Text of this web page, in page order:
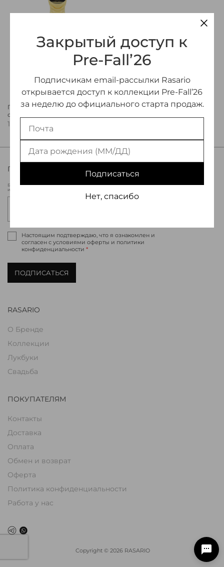
Платье макси из бархата и
сатина с драпировкой
185 000 ₽
RASARIO
О Бренде
Коллекции
Лукбуки
Свадьба
ПОКУПАТЕЛЯМ
Контакты
Доставка
Оплата
Обмен и возврат
Оферта
Политика конфиденциальности
Работа у нас
Copyright © 2026 RASARIO
ПРИСОЕДИНЯЙТЕСЬ К МИРУ RASARIO
Будьте в курсе новых коллекций Rasario, эксклюзивных мероприятий
и специальных предложений.
Настоящим подтверждаю, что я ознакомлен и
согласен с условиями оферты и политики
конфиденциальности *
ПОДПИСАТЬСЯ
Закрытый доступ к
Pre-Fall’26
Подписчикам email-рассылки Rasario
открывается доступ к коллекции Pre-Fall’26
за неделю до официального старта продаж.
Подписаться
Нет, спасибо